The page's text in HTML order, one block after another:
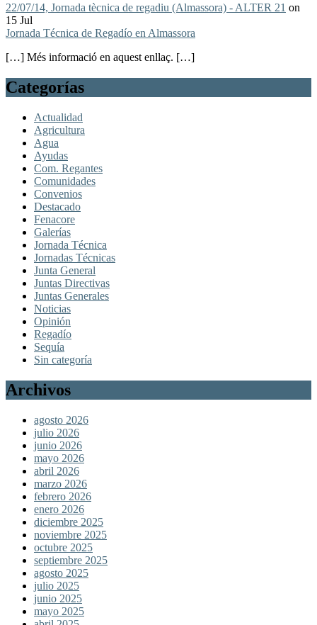
22/07/14, Jornada tècnica de regadiu (Almassora) - ALTER 21 on
15 Jul
Jornada Técnica de Regadío en Almassora
[…] Més informació en aquest enllaç. […]
Categorías
Actualidad
Agricultura
Agua
Ayudas
Com. Regantes
Comunidades
Convenios
Destacado
Fenacore
Galerías
Jornada Técnica
Jornadas Técnicas
Junta General
Juntas Directivas
Juntas Generales
Noticias
Opinión
Regadío
Sequía
Sin categoría
Archivos
agosto 2026
julio 2026
junio 2026
mayo 2026
abril 2026
marzo 2026
febrero 2026
enero 2026
diciembre 2025
noviembre 2025
octubre 2025
septiembre 2025
agosto 2025
julio 2025
junio 2025
mayo 2025